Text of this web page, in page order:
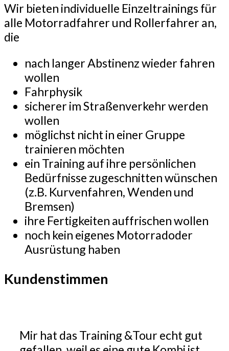
Wir bieten individuelle Einzeltrainings für
alle Motorradfahrer und Rollerfahrer an,
die
nach langer Abstinenz wieder fahren
wollen
Fahrphysik
sicherer im Straßenverkehr werden
wollen
möglichst nicht in einer Gruppe
trainieren möchten
ein Training auf ihre persönlichen
Bedürfnisse zugeschnitten wünschen
(z.B. Kurvenfahren, Wenden und
Bremsen)
ihre Fertigkeiten auffrischen wollen
noch kein eigenes Motorradoder
Ausrüstung haben
Kundenstimmen
Mir hat das Training &Tour echt gut